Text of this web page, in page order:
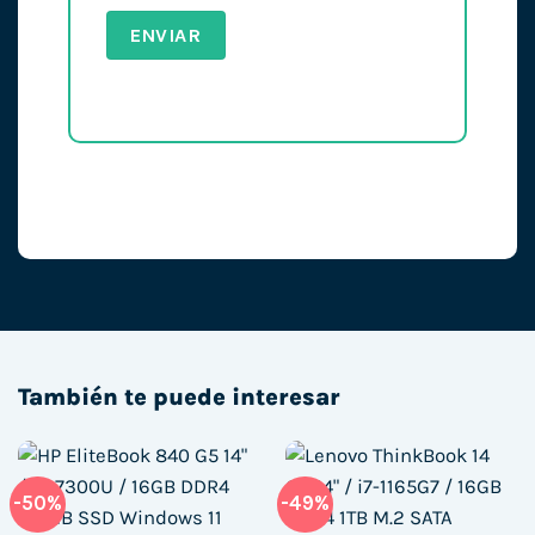
También te puede interesar
-50% -49%